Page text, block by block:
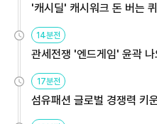
'캐시딜' 캐시워크 돈 버는
14분전
관세전쟁 '엔드게임' 윤곽
17분전
섬유패션 글로벌 경쟁력